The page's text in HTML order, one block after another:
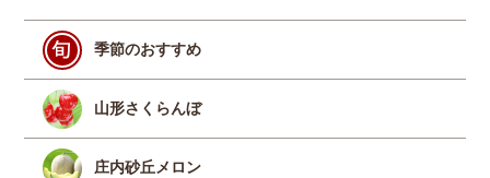
季節のおすすめ
山形さくらんぼ
庄内砂丘メロン